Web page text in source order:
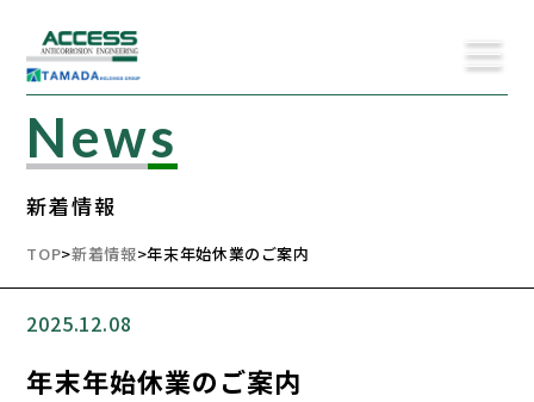
News
新着情報
TOP>新着情報>年末年始休業のご案内
2025.12.08
年末年始休業のご案内